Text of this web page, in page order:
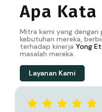
Apa Kata
Mitra kami yang dengan
kebutuhan mereka,
terhadap kinerja Yong
masalah mereka.
Layanan Kami